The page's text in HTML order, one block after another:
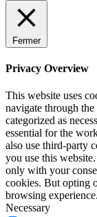
Fermer
Privacy Overview
This website uses
navigate through
categorized as
essential for the
also use third-party
you use this
only with your
cookies. But opting
browsing experience.
Necessary